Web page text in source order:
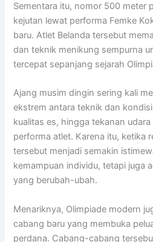
Sementara itu, nomor 500 meter
kejutan lewat performa Femke
baru. Atlet Belanda tersebut
dan teknik menikung sempurna
tercepat sepanjang sejarah
Ajang musim dingin sering kali
ekstrem antara teknik dan
kualitas es, hingga tekanan
performa atlet. Karena itu, ketika
tersebut menjadi semakin
kemampuan individu, tetapi juga
yang berubah-ubah.
Menariknya, Olimpiade modern
cabang baru yang membuka
perdana. Cabang-cabang